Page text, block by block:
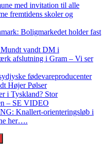
med invitation til alle
fremtidens skoler og
Boligmarkedet holder fast
vandt DM i
afslutning i Gram – Vi ser
fødevareproducenter
Højer Pølser
i Tyskland? Stor
– SE VIDEO
Knallert-orienteringsløb i
her….